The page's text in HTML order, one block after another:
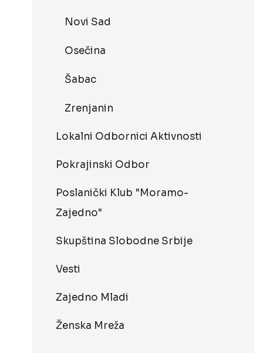
Novi Sad
Osečina
Šabac
Zrenjanin
Lokalni Odbornici Aktivnosti
Pokrajinski Odbor
Poslanički Klub "Moramo-
Zajedno"
Skupština Slobodne Srbije
Vesti
Zajedno Mladi
Ženska Mreža